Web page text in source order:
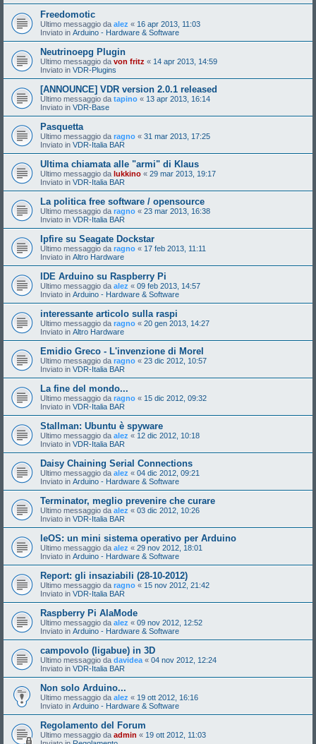
Freedomotic
Ultimo messaggio da alez « 16 apr 2013, 11:03
Inviato in Arduino - Hardware & Software
Neutrinoepg Plugin
Ultimo messaggio da von fritz « 14 apr 2013, 14:59
Inviato in VDR-Plugins
[ANNOUNCE] VDR version 2.0.1 released
Ultimo messaggio da tapino « 13 apr 2013, 16:14
Inviato in VDR-Base
Pasquetta
Ultimo messaggio da ragno « 31 mar 2013, 17:25
Inviato in VDR-Italia BAR
Ultima chiamata alle "armi" di Klaus
Ultimo messaggio da lukkino « 29 mar 2013, 19:17
Inviato in VDR-Italia BAR
La politica free software / opensource
Ultimo messaggio da ragno « 23 mar 2013, 16:38
Inviato in VDR-Italia BAR
Ipfire su Seagate Dockstar
Ultimo messaggio da ragno « 17 feb 2013, 11:11
Inviato in Altro Hardware
IDE Arduino su Raspberry Pi
Ultimo messaggio da alez « 09 feb 2013, 14:57
Inviato in Arduino - Hardware & Software
interessante articolo sulla raspi
Ultimo messaggio da ragno « 20 gen 2013, 14:27
Inviato in Altro Hardware
Emidio Greco - L'invenzione di Morel
Ultimo messaggio da ragno « 23 dic 2012, 10:57
Inviato in VDR-Italia BAR
La fine del mondo...
Ultimo messaggio da ragno « 15 dic 2012, 09:32
Inviato in VDR-Italia BAR
Stallman: Ubuntu è spyware
Ultimo messaggio da alez « 12 dic 2012, 10:18
Inviato in VDR-Italia BAR
Daisy Chaining Serial Connections
Ultimo messaggio da alez « 04 dic 2012, 09:21
Inviato in Arduino - Hardware & Software
Terminator, meglio prevenire che curare
Ultimo messaggio da alez « 03 dic 2012, 10:26
Inviato in VDR-Italia BAR
leOS: un mini sistema operativo per Arduino
Ultimo messaggio da alez « 29 nov 2012, 18:01
Inviato in Arduino - Hardware & Software
Report: gli insaziabili (28-10-2012)
Ultimo messaggio da ragno « 15 nov 2012, 21:42
Inviato in VDR-Italia BAR
Raspberry Pi AlaMode
Ultimo messaggio da alez « 09 nov 2012, 12:52
Inviato in Arduino - Hardware & Software
campovolo (ligabue) in 3D
Ultimo messaggio da davidea « 04 nov 2012, 12:24
Inviato in VDR-Italia BAR
Non solo Arduino...
Ultimo messaggio da alez « 19 ott 2012, 16:16
Inviato in Arduino - Hardware & Software
Regolamento del Forum
Ultimo messaggio da admin « 19 ott 2012, 11:03